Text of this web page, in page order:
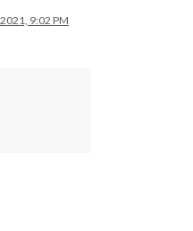
9:02 PM